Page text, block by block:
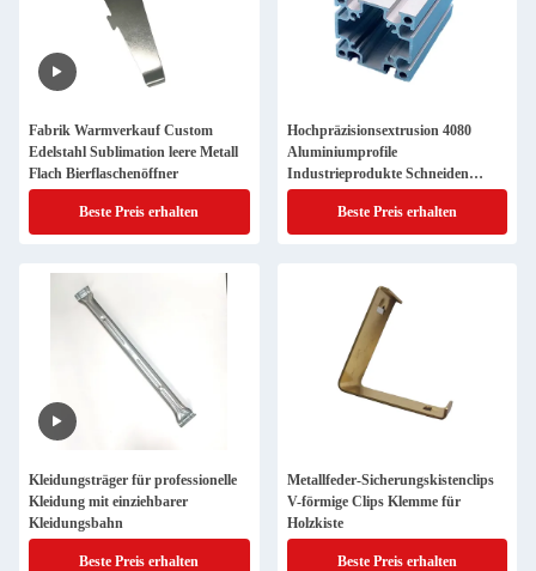
Fabrik Warmverkauf Custom
Edelstahl Sublimation leere Metall
Flach Bierflaschenöffner
Beste Preis erhalten
Hochpräzisionsextrusion 4080
Aluminiumprofile
Industrieprodukte Schneiden
Schweißen
Beste Preis erhalten
Kleidungsträger für professionelle
Kleidung mit einziehbarer
Kleidungsbahn
Beste Preis erhalten
Metallfeder-Sicherungskistenclips
V-förmige Clips Klemme für
Holzkiste
Beste Preis erhalten